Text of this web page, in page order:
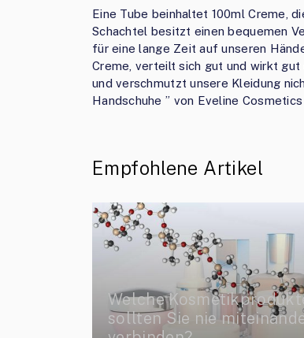
Eine Tube beinhaltet 100ml Creme,
Schachtel besitzt einen bequemen
für eine lange Zeit auf unseren
Creme, verteilt sich gut und wirkt gut
und verschmutzt unsere Kleidung
Handschuhe ” von Eveline
Empfohlene Artikel
Welche
sollten Sie nie